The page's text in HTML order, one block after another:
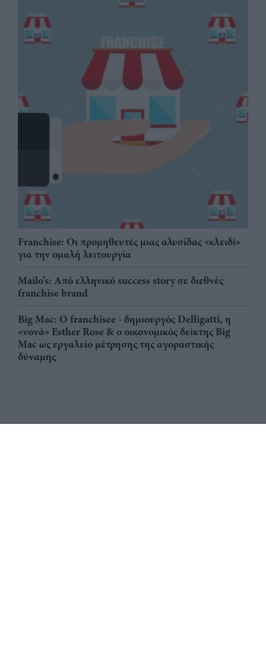
Franchise: Οι προμηθευτές μιας αλυσίδας «κλειδί»
για την ομαλή λειτουργία
Mailo’s: Από ελληνικό success story σε διεθνές
franchise brand
Big Mac: Ο franchisee - δημιουργός Delligatti, η
«νονά» Esther Rose & ο οικονομικός δείκτης Big
Mac ως εργαλείο μέτρησης της αγοραστικής
δύναμης